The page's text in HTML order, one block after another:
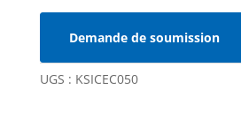
CUTTER
22KG
Demande de soumission
UGS : KSICEC050